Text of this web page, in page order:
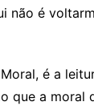
é
é a
a